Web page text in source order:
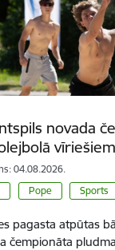
novada
04.08.2026.
Pope Sports
pagasta atpūtas
čempionāta